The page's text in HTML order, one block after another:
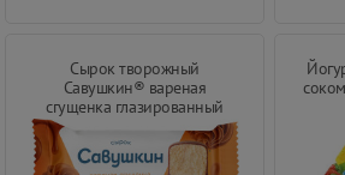
Сырок творожный
Савушкин® вареная
сгущенка глазированный